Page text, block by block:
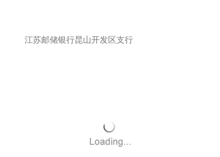
江苏邮储银行昆山开发区支行